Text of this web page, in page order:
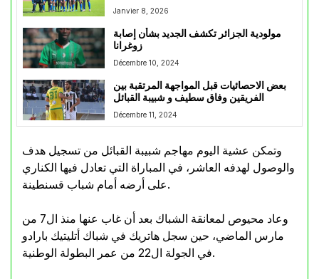
Janvier 8, 2026
مولودية الجزائر تكشف الجديد بشأن إصابة
زوغرانا
Décembre 10, 2024
بعض الاحصائيات قبل المواجهة المرتقبة بين
الفريقين وفاق سطيف و شبيبة القبائل
Décembre 11, 2024
وتمكن عشية اليوم مهاجم شبيبة القبائل من تسجيل هدف
والوصول لهدفه العاشر، في المباراة التي تعادل فيها الكناري
على أرضه أمام شباب قسنطينة.
وعاد محيوص لمعانقة الشباك بعد أن غاب عنها منذ ال7 من
مارس الماضي، حين سجل هاتريك في شباك أتليتيك بارادو
في الجولة ال22 من عمر البطولة الوطنية.